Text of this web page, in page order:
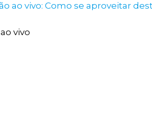
ao vivo: Como se aproveitar